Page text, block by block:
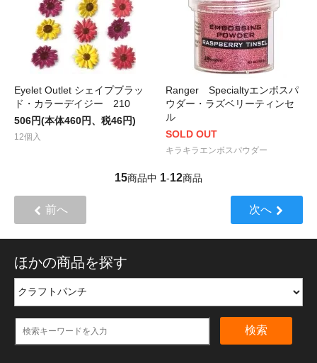
Eyelet Outlet シェイプブラッ
ド・カラーデイジー 210
506円(本体460円、税46円)
12個入
Ranger Specialtyエンボスパ
ウダー・ラズベリーティンセ
ル
SOLD OUT
キラキラエンボスパウダー
15商品中 1-12商品
前へ 次へ
ほかの商品を探す
検索